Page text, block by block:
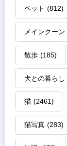
ペット (812)
メインクーン
散歩 (185)
犬との暮らし
猫 (2461)
猫写真 (283)